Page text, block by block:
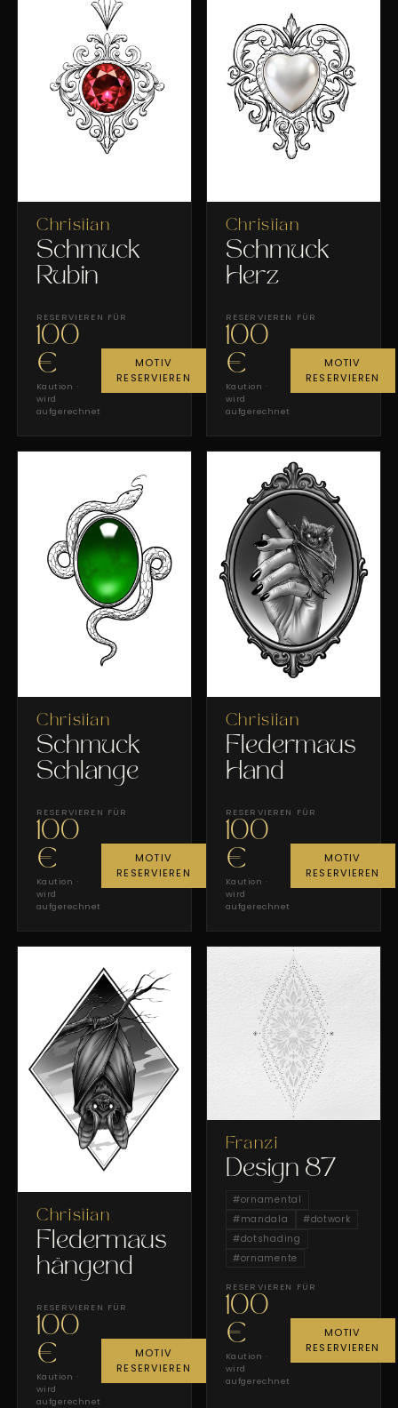
Christian
Schmuck
Rubin
RESERVIEREN FÜR
100
€
Kaution ·
wird
aufgerechnet
MOTIV
RESERVIEREN
Christian
Schmuck
Herz
RESERVIEREN FÜR
100
€
Kaution ·
wird
aufgerechnet
MOTIV
RESERVIEREN
Christian
Schmuck
Schlange
RESERVIEREN FÜR
100
€
Kaution ·
wird
aufgerechnet
MOTIV
RESERVIEREN
Christian
Fledermaus
Hand
RESERVIEREN FÜR
100
€
Kaution ·
wird
aufgerechnet
MOTIV
RESERVIEREN
Christian
Fledermaus
hängend
RESERVIEREN FÜR
100
€
Kaution ·
wird
aufgerechnet
MOTIV
RESERVIEREN
Franzi
Design 87
#ornamental
#mandala #dotwork
#dotshading
#ornamente
RESERVIEREN FÜR
100
€
Kaution ·
wird
aufgerechnet
MOTIV
RESERVIEREN